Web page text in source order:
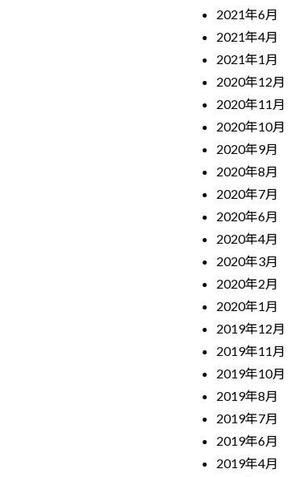
2021年6月
2021年4月
2021年1月
2020年12月
2020年11月
2020年10月
2020年9月
2020年8月
2020年7月
2020年6月
2020年4月
2020年3月
2020年2月
2020年1月
2019年12月
2019年11月
2019年10月
2019年8月
2019年7月
2019年6月
2019年4月